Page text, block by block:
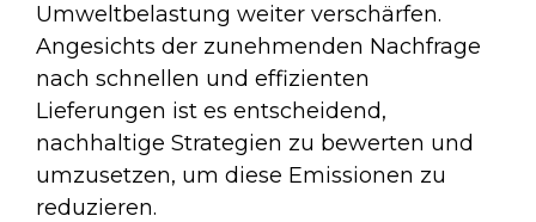
Umweltbelastung weiter verschärfen.
Angesichts der zunehmenden Nachfrage
nach schnellen und effizienten
Lieferungen ist es entscheidend,
nachhaltige Strategien zu bewerten und
umzusetzen, um diese Emissionen zu
reduzieren.